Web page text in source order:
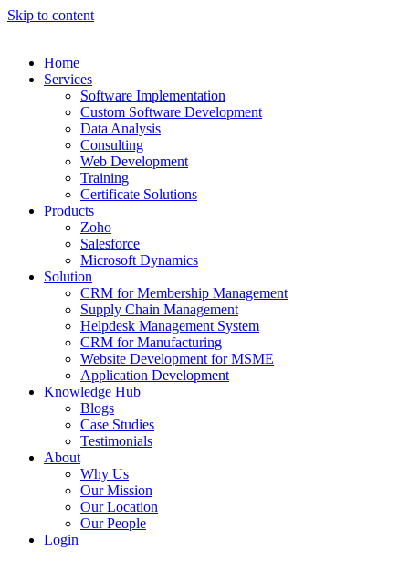
Skip to content
Home
Services
Software Implementation
Custom Software Development
Data Analysis
Consulting
Web Development
Training
Certificate Solutions
Products
Zoho
Salesforce
Microsoft Dynamics
Solution
CRM for Membership Management
Supply Chain Management
Helpdesk Management System
CRM for Manufacturing
Website Development for MSME
Application Development
Knowledge Hub
Blogs
Case Studies
Testimonials
About
Why Us
Our Mission
Our Location
Our People
Login